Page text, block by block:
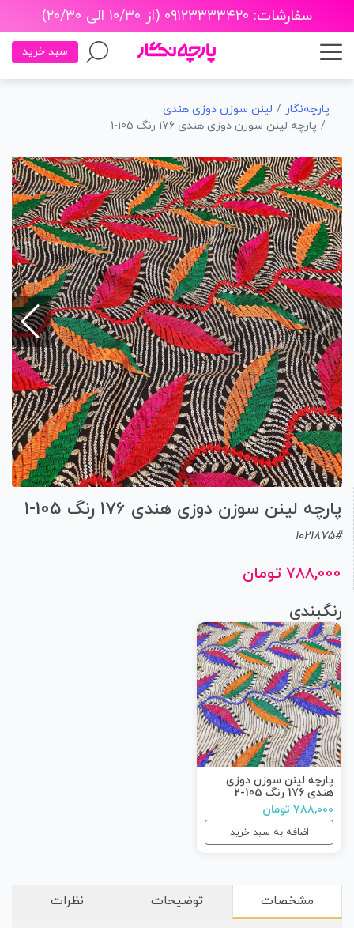
سفارشات: ۰۹۱۲۳۳۳۳۴۲۰ (از ۱۰/۳۰ الی ۲۰/۳۰)
سبد خرید
پارچه‌نگار
لینن سوزن دوزی هندی
پارچه لینن سوزن دوزی هندی 176 رنگ 105-1
پارچه لینن سوزن دوزی هندی 176 رنگ 105-1
1021875#
۷۸۸,۰۰۰ تومان
رنگبندی
پارچه لینن سوزن دوزی
هندی 176 رنگ 105-2
۷۸۸,۰۰۰ تومان
اضافه به سبد خرید
مشخصات توضیحات نظرات